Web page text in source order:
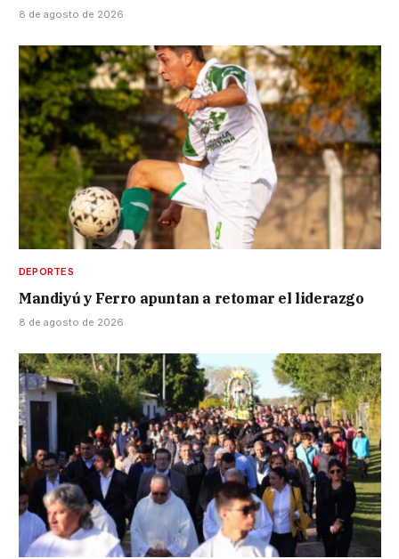
8 de agosto de 2026
DEPORTES
Mandiyú y Ferro apuntan a retomar el liderazgo
8 de agosto de 2026